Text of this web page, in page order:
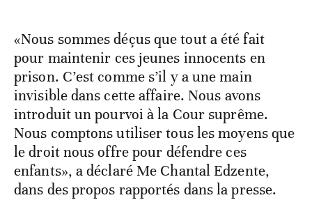
«Nous sommes déçus que tout a été fait
pour maintenir ces jeunes innocents en
prison. C’est comme s’il y a une main
invisible dans cette affaire. Nous avons
introduit un pourvoi à la Cour suprême.
Nous comptons utiliser tous les moyens que
le droit nous offre pour défendre ces
enfants», a déclaré Me Chantal Edzente,
dans des propos rapportés dans la presse.